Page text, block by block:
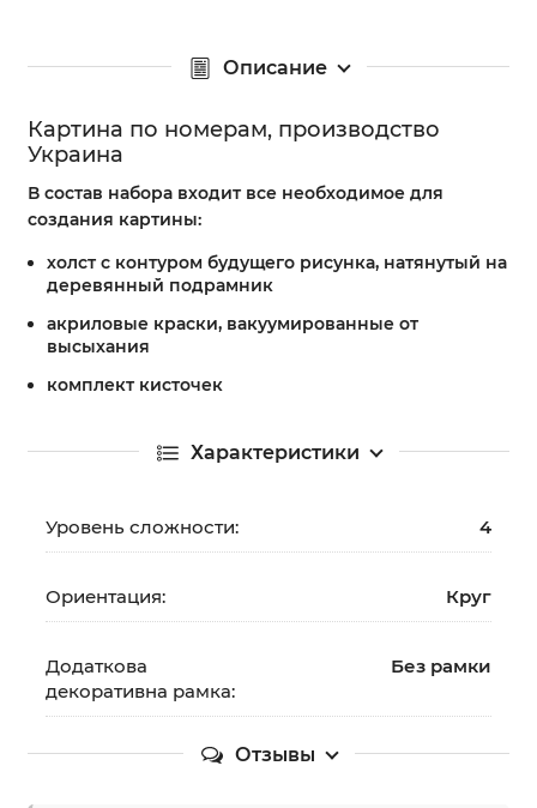
Описание
Картина по номерам, производство
Украина
В состав набора входит все необходимое для
создания картины:
холст с контуром будущего рисунка, натянутый на
деревянный подрамник
акриловые краски, вакуумированные от
высыхания
комплект кисточек
Характеристики
Уровень сложности: 4
Ориентация: Круг
Додаткова
декоративна рамка:
Без рамки
Отзывы